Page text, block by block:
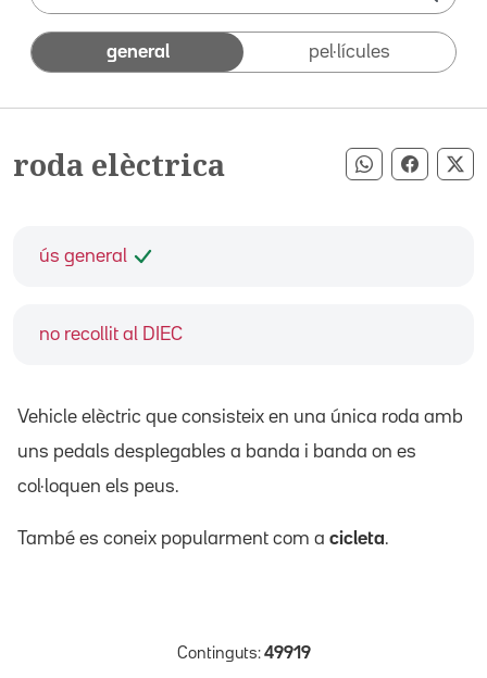
general pel·lícules
roda elèctrica Compartir
ús general
no recollit al DIEC
Vehicle elèctric que consisteix en una única roda amb
uns pedals desplegables a banda i banda on es
col·loquen els peus.
També es coneix popularment com a cicleta.
Continguts: 49919